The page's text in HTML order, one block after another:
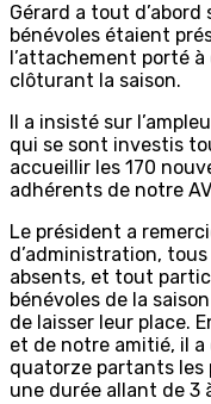
Gérard a tout
bénévoles étaient
l’attachement porté
clôturant la saison.
Il a insisté sur
qui se sont investis
accueillir les 170
adhérents de notre
Le président a
d’administration,
absents, et tout
bénévoles de la
de laisser leur place.
et de notre amitié, il
quatorze partants les
une durée allant de 3